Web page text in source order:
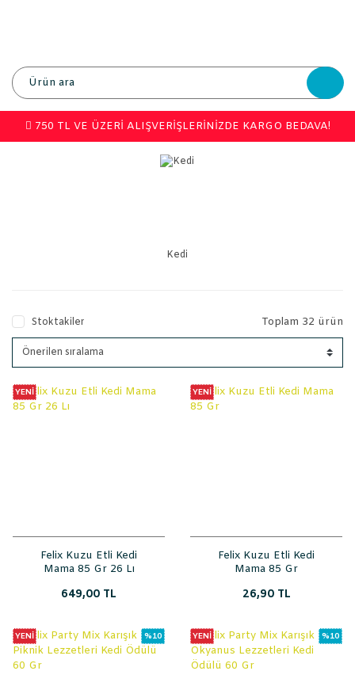
750 TL VE ÜZERİ ALIŞVERİŞLERİNİZDE KARGO BEDAVA!
Kedi
Stoktakiler Toplam 32 ürün
YENİ
Felix Kuzu Etli Kedi
Mama 85 Gr 26 Lı
649,00 TL
YENİ
Felix Kuzu Etli Kedi
Mama 85 Gr
26,90 TL
YENİ %10 YENİ %10